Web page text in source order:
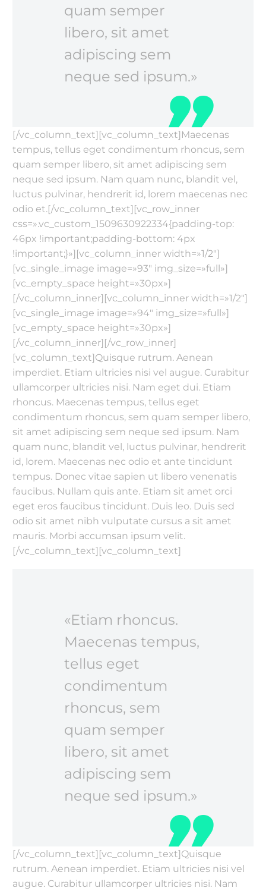
quam semper
libero, sit amet
adipiscing sem
neque sed ipsum.»
[/vc_column_text][vc_column_text]Maecenas
tempus, tellus eget condimentum rhoncus, sem
quam semper libero, sit amet adipiscing sem
neque sed ipsum. Nam quam nunc, blandit vel,
luctus pulvinar, hendrerit id, lorem maecenas nec
odio et.[/vc_column_text][vc_row_inner
css=».vc_custom_1509630922334{padding-top:
46px !important;padding-bottom: 4px
!important;}»][vc_column_inner width=»1/2″]
[vc_single_image image=»93″ img_size=»full»]
[vc_empty_space height=»30px»]
[/vc_column_inner][vc_column_inner width=»1/2″]
[vc_single_image image=»94″ img_size=»full»]
[vc_empty_space height=»30px»]
[/vc_column_inner][/vc_row_inner]
[vc_column_text]Quisque rutrum. Aenean
imperdiet. Etiam ultricies nisi vel augue. Curabitur
ullamcorper ultricies nisi. Nam eget dui. Etiam
rhoncus. Maecenas tempus, tellus eget
condimentum rhoncus, sem quam semper libero,
sit amet adipiscing sem neque sed ipsum. Nam
quam nunc, blandit vel, luctus pulvinar, hendrerit
id, lorem. Maecenas nec odio et ante tincidunt
tempus. Donec vitae sapien ut libero venenatis
faucibus. Nullam quis ante. Etiam sit amet orci
eget eros faucibus tincidunt. Duis leo. Duis sed
odio sit amet nibh vulputate cursus a sit amet
mauris. Morbi accumsan ipsum velit.
[/vc_column_text][vc_column_text]
«Etiam rhoncus.
Maecenas tempus,
tellus eget
condimentum
rhoncus, sem
quam semper
libero, sit amet
adipiscing sem
neque sed ipsum.»
[/vc_column_text][vc_column_text]Quisque
rutrum. Aenean imperdiet. Etiam ultricies nisi vel
augue. Curabitur ullamcorper ultricies nisi. Nam